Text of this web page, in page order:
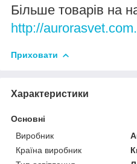
Більше товарів на
http://
Приховати
Характеристики
Основні
Виробник
Країна виробник